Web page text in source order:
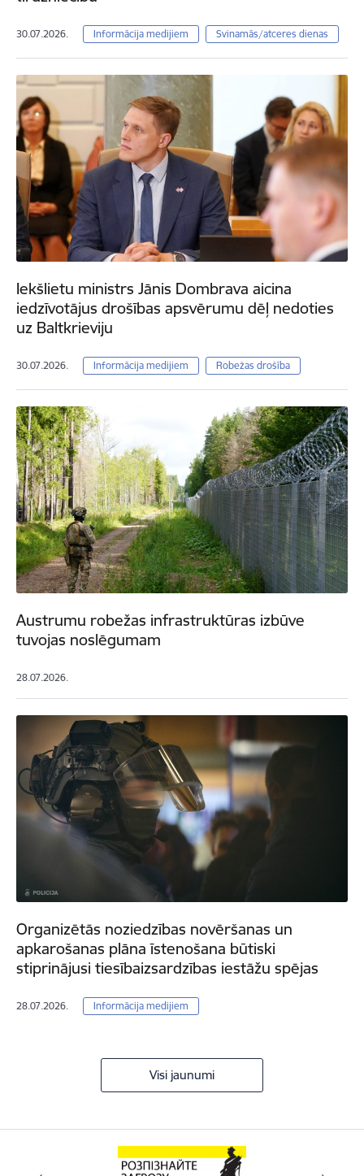
30.07.2026. Informācija medijiem Svinamās/atceres dienas
Iekšlietu ministrs Jānis Dombrava aicina
iedzīvotājus drošības apsvērumu dēļ nedoties
uz Baltkrieviju
30.07.2026. Informācija medijiem Robežas drošība
Austrumu robežas infrastruktūras izbūve
tuvojas noslēgumam
28.07.2026.
Organizētās noziedzības novēršanas un
apkarošanas plāna īstenošana būtiski
stiprinājusi tiesībaizsardzības iestāžu spējas
28.07.2026. Informācija medijiem
Visi jaunumi